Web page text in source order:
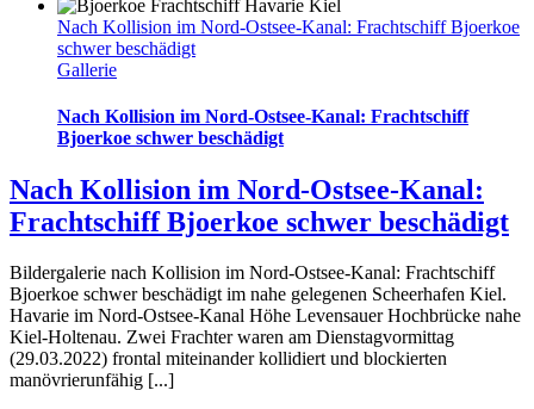
Nach Kollision im Nord-Ostsee-Kanal: Frachtschiff Bjoerkoe
schwer beschädigt
Gallerie
Nach Kollision im Nord-Ostsee-Kanal: Frachtschiff
Bjoerkoe schwer beschädigt
Nach Kollision im Nord-Ostsee-Kanal:
Frachtschiff Bjoerkoe schwer beschädigt
Bildergalerie nach Kollision im Nord-Ostsee-Kanal: Frachtschiff
Bjoerkoe schwer beschädigt im nahe gelegenen Scheerhafen Kiel.
Havarie im Nord-Ostsee-Kanal Höhe Levensauer Hochbrücke nahe
Kiel-Holtenau. Zwei Frachter waren am Dienstagvormittag
(29.03.2022) frontal miteinander kollidiert und blockierten
manövrierunfähig [...]